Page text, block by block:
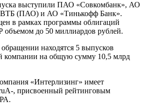
выступили ПАО «Совкомбанк», АО
ВТБ (ПАО) и АО «Тинькофф Банк».
в рамках программы облигаций
объемом до 50 миллиардов рублей.
находятся 5 выпусков
компании на общую сумму 10,5 млрд
«Интерлизинг» имеет
, присвоенный рейтинговым